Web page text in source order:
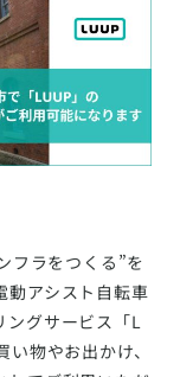
フラをつくる”を
動アシスト自転車
ングサービス「L
物やお出かけ、